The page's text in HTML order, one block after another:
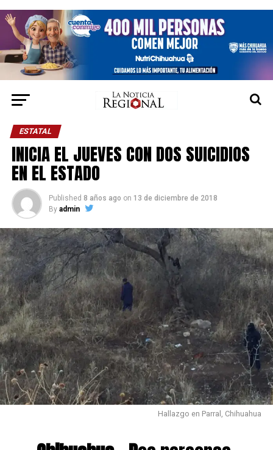
ESTATAL
INICIA EL JUEVES CON DOS SUICIDIOS
EN EL ESTADO
Published 8 años ago on 13 de diciembre de 2018
By admin
Hallazgo en Parral, Chihuahua